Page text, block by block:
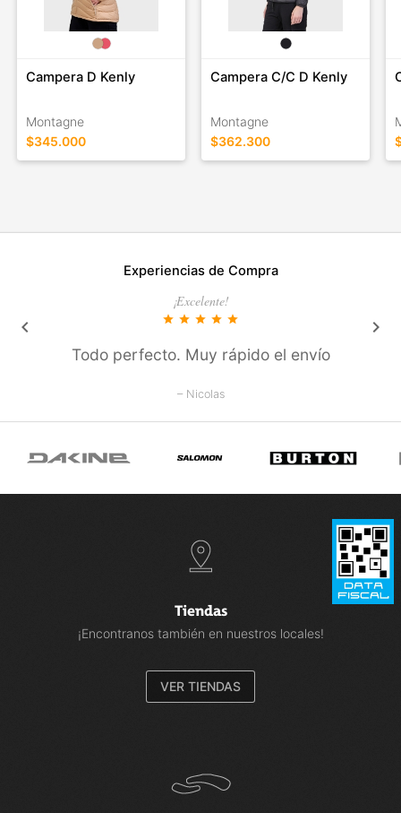
Campera D Kenly
Montagne
$345.000
Campera C/C D Kenly
Montagne
$362.300
Experiencias de Compra
¡Excelente!
star star star star star
Todo perfecto. Muy rápido el envío
– Nicolas
keyboard_arrow_left keyboard_arrow_right
Tiendas
¡Encontranos también en nuestros locales!
VER TIENDAS